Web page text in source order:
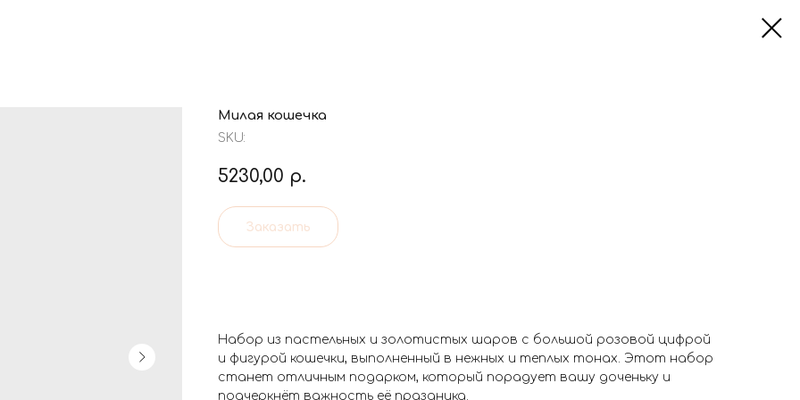
Милая кошечка
SKU:
5230,00 р.
Заказать
Набор из пастельных и золотистых шаров с большой розовой цифрой
и фигурой кошечки, выполненный в нежных и теплых тонах. Этот набор
станет отличным подарком, который порадует вашу доченьку и
подчеркнёт важность её праздника.